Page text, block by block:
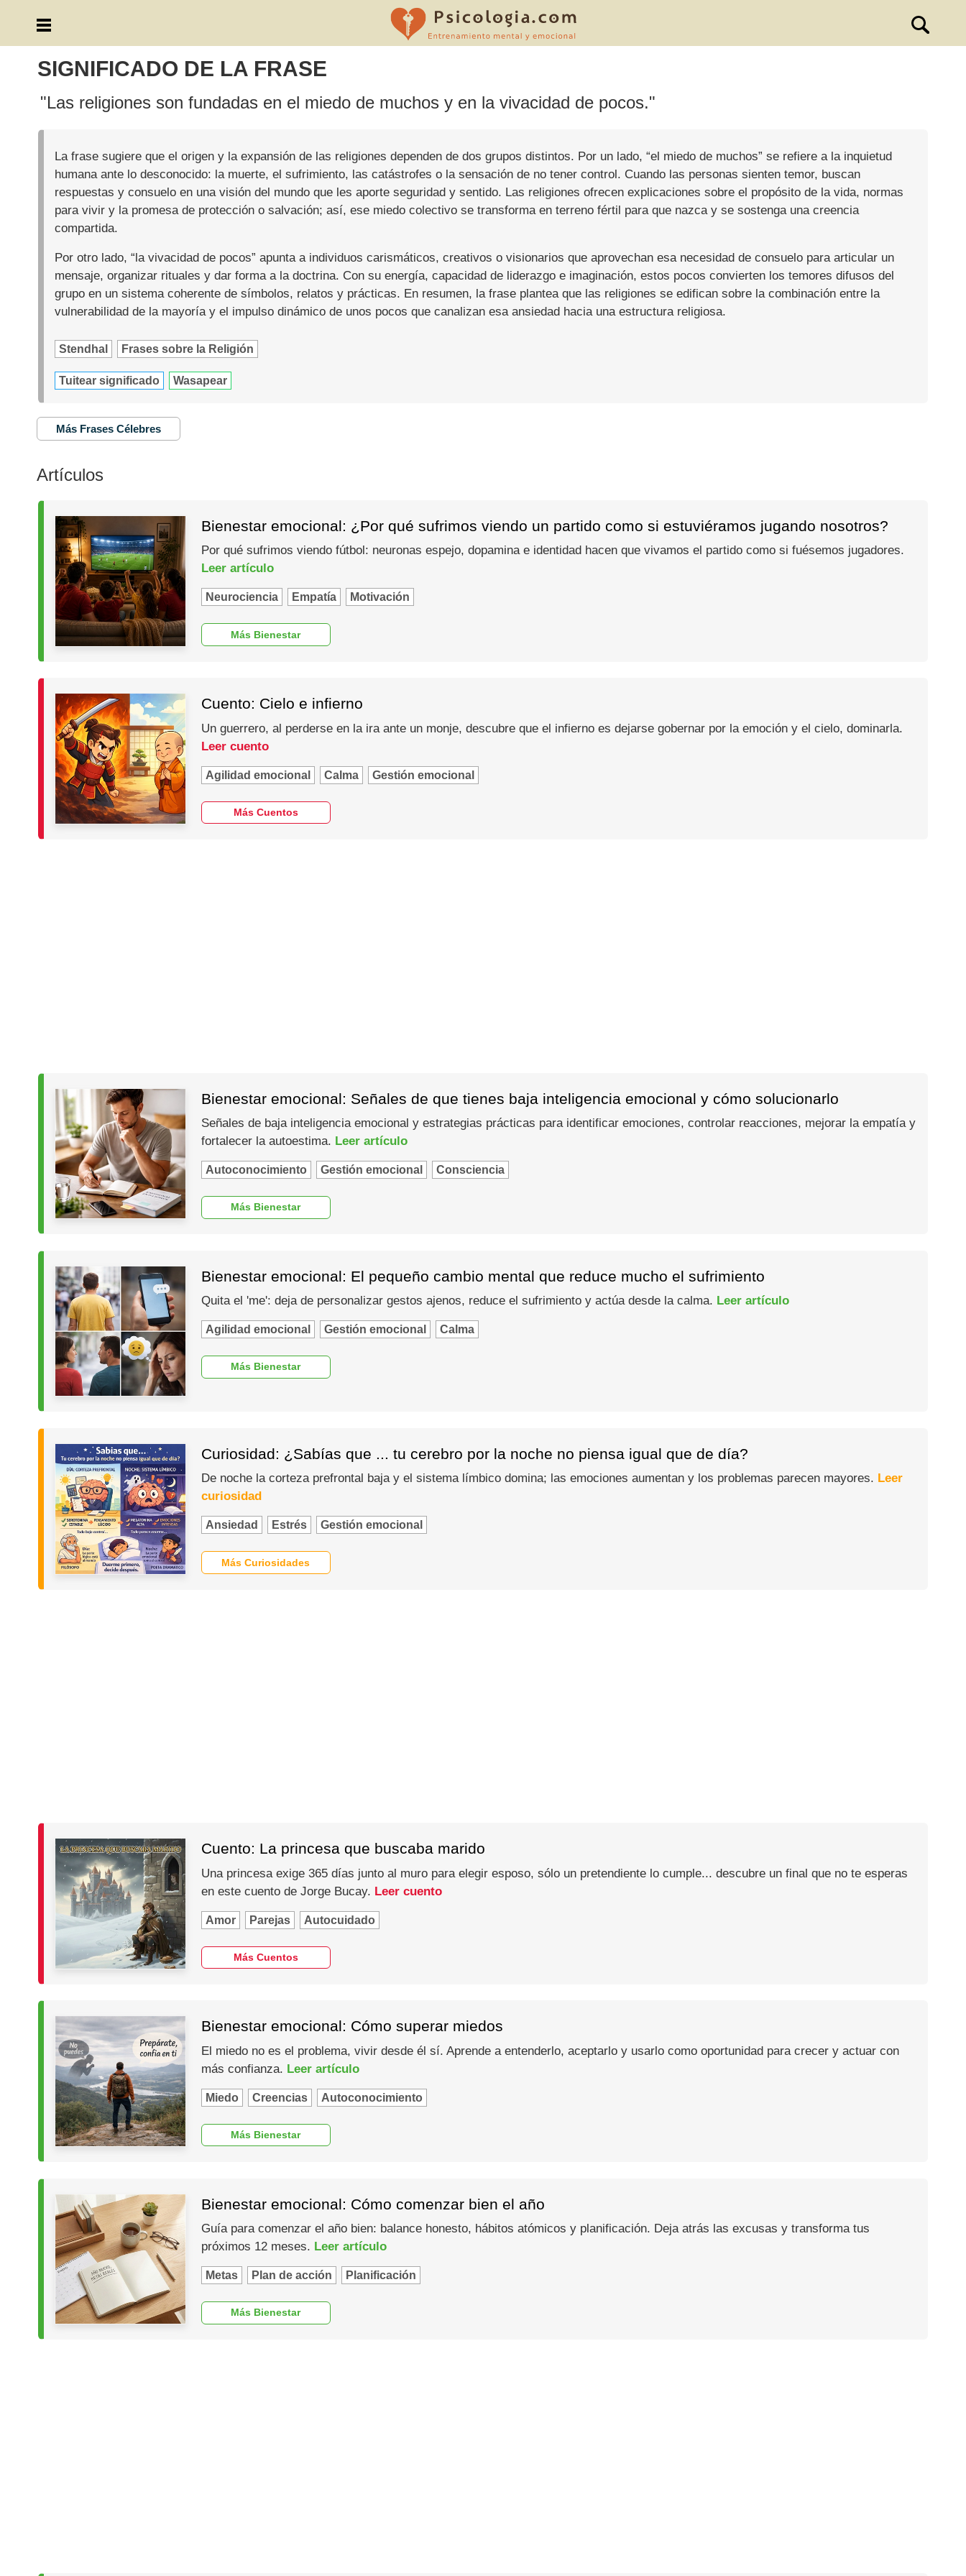
SIGNIFICADO DE LA FRASE
"Las religiones son fundadas en el miedo de muchos y en la vivacidad de pocos."
La frase sugiere que el origen y la expansión de las religiones dependen de dos grupos distintos. Por un lado, “el miedo de muchos” se refiere a la inquietud
humana ante lo desconocido: la muerte, el sufrimiento, las catástrofes o la sensación de no tener control. Cuando las personas sienten temor, buscan
respuestas y consuelo en una visión del mundo que les aporte seguridad y sentido. Las religiones ofrecen explicaciones sobre el propósito de la vida, normas
para vivir y la promesa de protección o salvación; así, ese miedo colectivo se transforma en terreno fértil para que nazca y se sostenga una creencia
compartida.
Por otro lado, “la vivacidad de pocos” apunta a individuos carismáticos, creativos o visionarios que aprovechan esa necesidad de consuelo para articular un
mensaje, organizar rituales y dar forma a la doctrina. Con su energía, capacidad de liderazgo e imaginación, estos pocos convierten los temores difusos del
grupo en un sistema coherente de símbolos, relatos y prácticas. En resumen, la frase plantea que las religiones se edifican sobre la combinación entre la
vulnerabilidad de la mayoría y el impulso dinámico de unos pocos que canalizan esa ansiedad hacia una estructura religiosa.
Stendhal Frases sobre la Religión
Tuitear significado Wasapear
Más Frases Célebres
Artículos
Bienestar emocional: ¿Por qué sufrimos viendo un partido como si estuviéramos jugando nosotros?
Por qué sufrimos viendo fútbol: neuronas espejo, dopamina e identidad hacen que vivamos el partido como si fuésemos jugadores.
Leer artículo
Neurociencia Empatía Motivación
Más Bienestar
Cuento: Cielo e infierno
Un guerrero, al perderse en la ira ante un monje, descubre que el infierno es dejarse gobernar por la emoción y el cielo, dominarla.
Leer cuento
Agilidad emocional Calma Gestión emocional
Más Cuentos
Bienestar emocional: Señales de que tienes baja inteligencia emocional y cómo solucionarlo
Señales de baja inteligencia emocional y estrategias prácticas para identificar emociones, controlar reacciones, mejorar la empatía y
fortalecer la autoestima. Leer artículo
Autoconocimiento Gestión emocional Consciencia
Más Bienestar
Bienestar emocional: El pequeño cambio mental que reduce mucho el sufrimiento
Quita el 'me': deja de personalizar gestos ajenos, reduce el sufrimiento y actúa desde la calma. Leer artículo
Agilidad emocional Gestión emocional Calma
Más Bienestar
Curiosidad: ¿Sabías que ... tu cerebro por la noche no piensa igual que de día?
De noche la corteza prefrontal baja y el sistema límbico domina; las emociones aumentan y los problemas parecen mayores. Leer
curiosidad
Ansiedad Estrés Gestión emocional
Más Curiosidades
Cuento: La princesa que buscaba marido
Una princesa exige 365 días junto al muro para elegir esposo, sólo un pretendiente lo cumple... descubre un final que no te esperas
en este cuento de Jorge Bucay. Leer cuento
Amor Parejas Autocuidado
Más Cuentos
Bienestar emocional: Cómo superar miedos
El miedo no es el problema, vivir desde él sí. Aprende a entenderlo, aceptarlo y usarlo como oportunidad para crecer y actuar con
más confianza. Leer artículo
Miedo Creencias Autoconocimiento
Más Bienestar
Bienestar emocional: Cómo comenzar bien el año
Guía para comenzar el año bien: balance honesto, hábitos atómicos y planificación. Deja atrás las excusas y transforma tus
próximos 12 meses. Leer artículo
Metas Plan de acción Planificación
Más Bienestar